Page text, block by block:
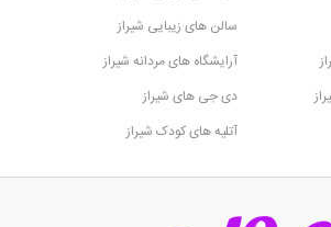
سالن های زیبایی شیراز
آرایشگاه های مردانه شیراز
دی جی های شیراز
آتلیه های کودک شیراز